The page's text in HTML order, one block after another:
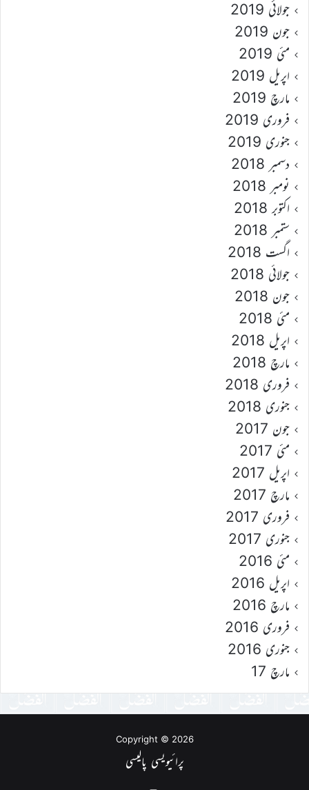
جولائی 2019
جون 2019
مئی 2019
اپریل 2019
مارچ 2019
فروری 2019
جنوری 2019
دسمبر 2018
نومبر 2018
اکتوبر 2018
ستمبر 2018
اگست 2018
جولائی 2018
جون 2018
مئی 2018
اپریل 2018
مارچ 2018
فروری 2018
جنوری 2018
جون 2017
مئی 2017
اپریل 2017
مارچ 2017
فروری 2017
جنوری 2017
مئی 2016
اپریل 2016
مارچ 2016
فروری 2016
جنوری 2016
مارچ 17
Copyright © 2026
پرائیویسی پالیسی